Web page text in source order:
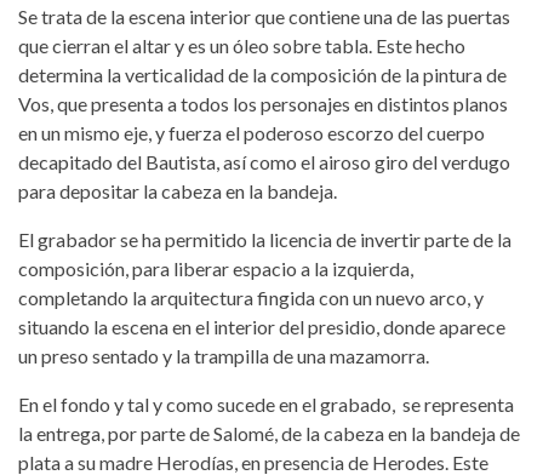
Se trata de la escena interior que contiene una de las puertas
que cierran el altar y es un óleo sobre tabla. Este hecho
determina la verticalidad de la composición de la pintura de
Vos, que presenta a todos los personajes en distintos planos
en un mismo eje, y fuerza el poderoso escorzo del cuerpo
decapitado del Bautista, así como el airoso giro del verdugo
para depositar la cabeza en la bandeja.
El grabador se ha permitido la licencia de invertir parte de la
composición, para liberar espacio a la izquierda,
completando la arquitectura fingida con un nuevo arco, y
situando la escena en el interior del presidio, donde aparece
un preso sentado y la trampilla de una mazamorra.
En el fondo y tal y como sucede en el grabado, se representa
la entrega, por parte de Salomé, de la cabeza en la bandeja de
plata a su madre Herodías, en presencia de Herodes. Este